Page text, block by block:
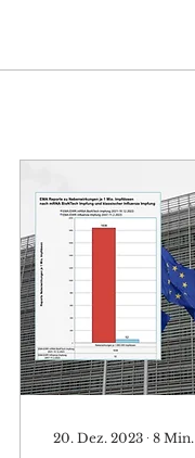
20. Dez. 2023 ∙ 8 Min.